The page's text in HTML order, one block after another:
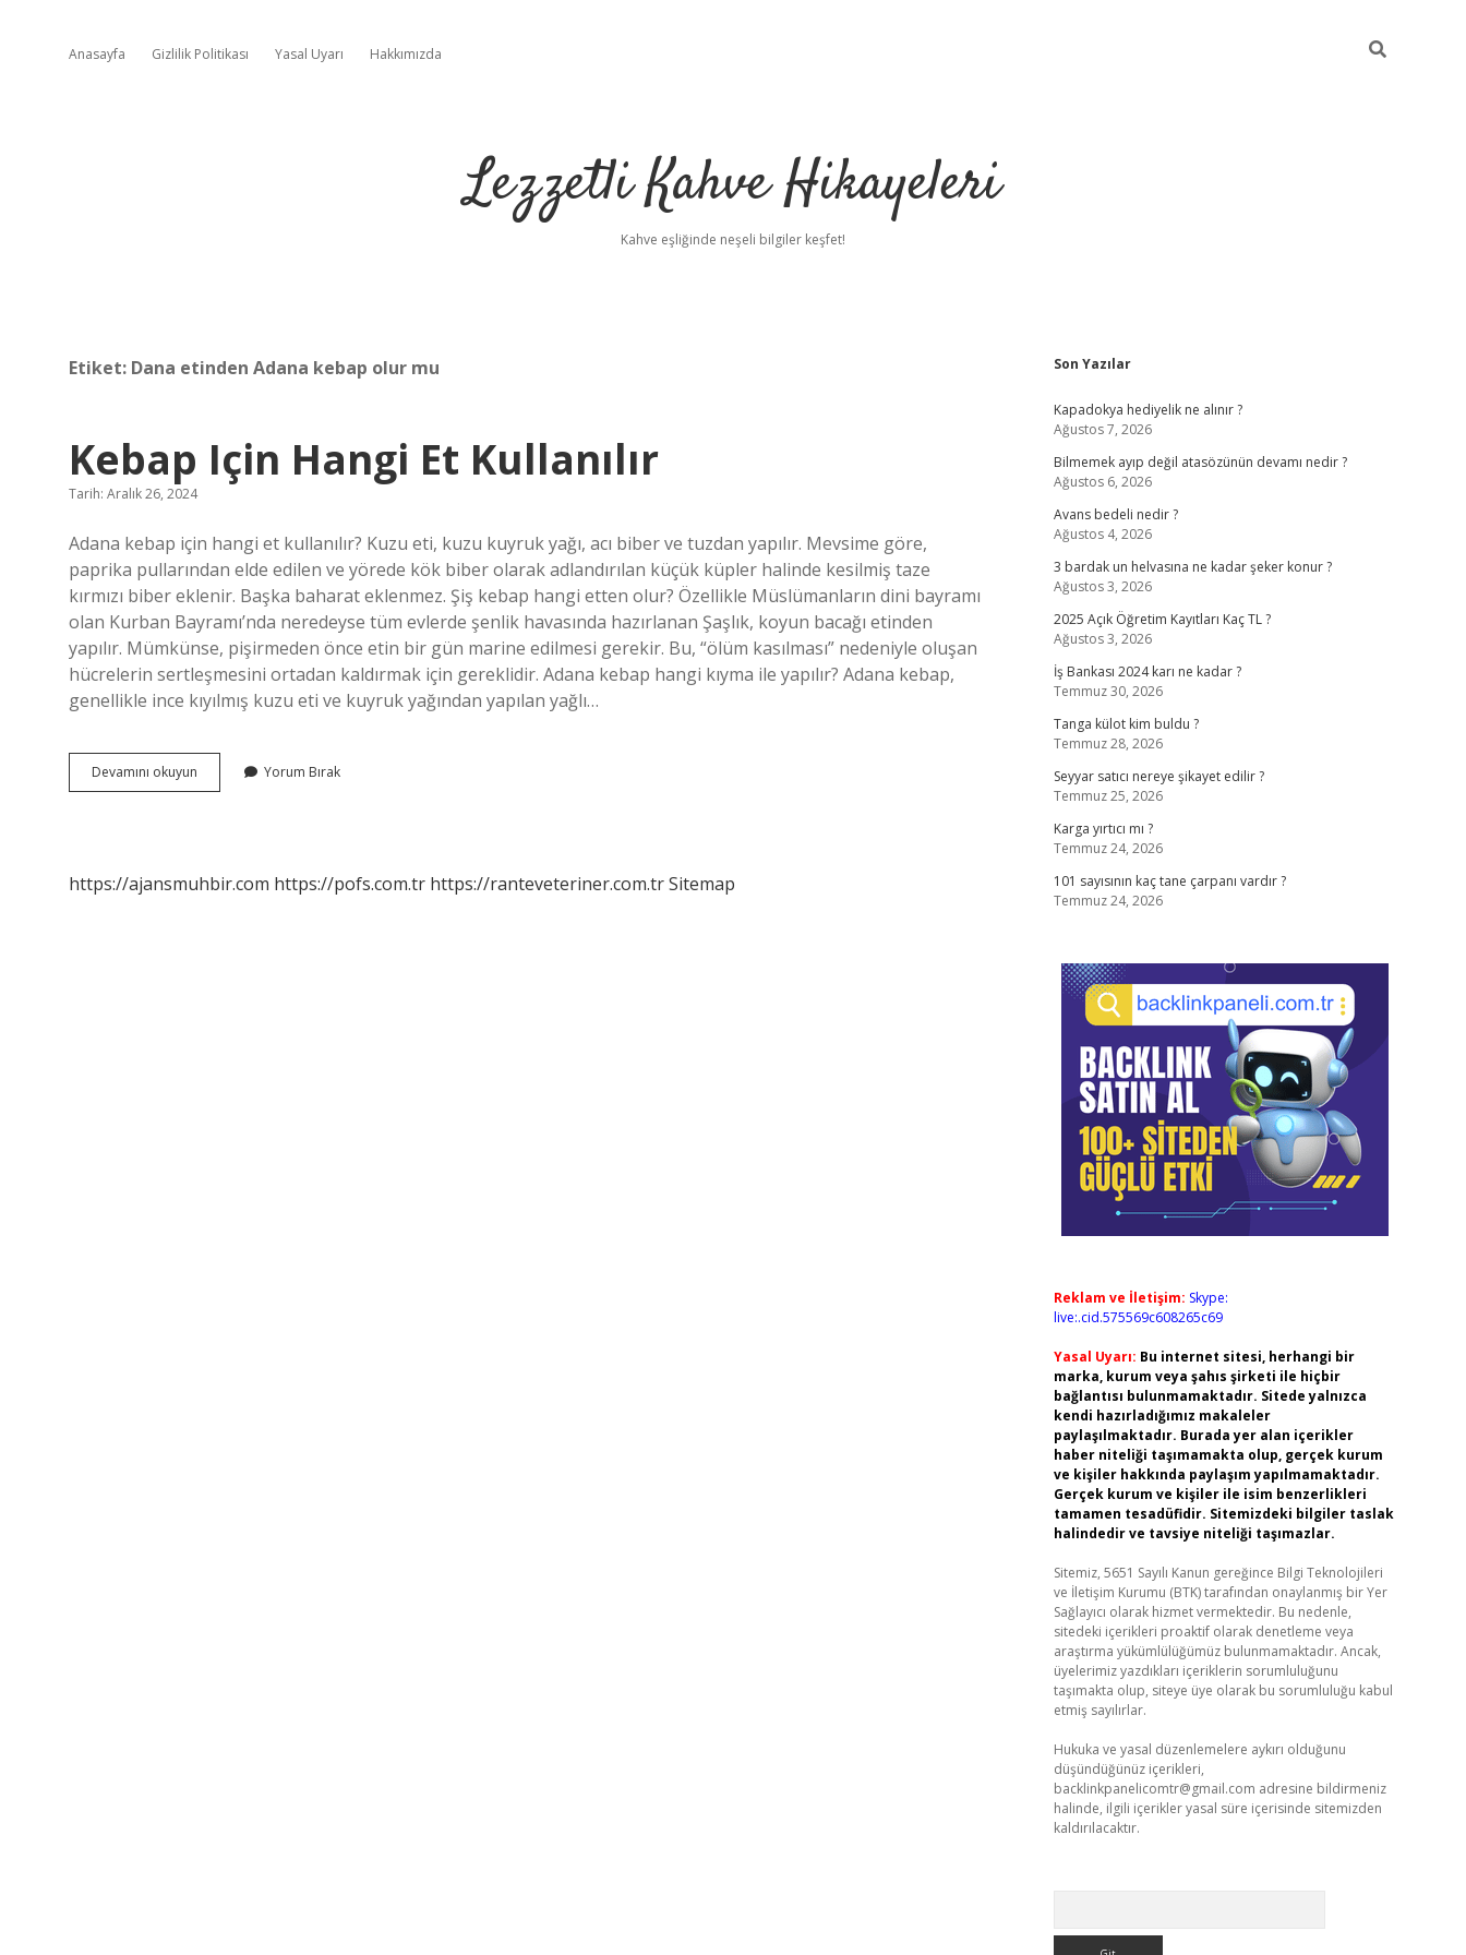
Anasayfa Gizlilik Politikası Yasal Uyarı Hakkımızda
Lezzetli Kahve Hikayeleri
Kahve eşliğinde neşeli bilgiler keşfet!
Etiket: Dana etinden Adana kebap olur mu
Kebap Için Hangi Et Kullanılır
Tarih: Aralık 26, 2024
Adana kebap için hangi et kullanılır? Kuzu eti, kuzu kuyruk yağı, acı biber ve tuzdan yapılır. Mevsime göre,
paprika pullarından elde edilen ve yörede kök biber olarak adlandırılan küçük küpler halinde kesilmiş taze
kırmızı biber eklenir. Başka baharat eklenmez. Şiş kebap hangi etten olur? Özellikle Müslümanların dini bayramı
olan Kurban Bayramı’nda neredeyse tüm evlerde şenlik havasında hazırlanan Şaşlık, koyun bacağı etinden
yapılır. Mümkünse, pişirmeden önce etin bir gün marine edilmesi gerekir. Bu, “ölüm kasılması” nedeniyle oluşan
hücrelerin sertleşmesini ortadan kaldırmak için gereklidir. Adana kebap hangi kıyma ile yapılır? Adana kebap,
genellikle ince kıyılmış kuzu eti ve kuyruk yağından yapılan yağlı…
Devamını okuyun
Için
Yorum Bırak
https://ajansmuhbir.com https://pofs.com.tr https://ranteveteriner.com.trSitemap
Sidebar
Son Yazılar
Kapadokya hediyelik ne alınır ?
Ağustos 7, 2026
Bilmemek ayıp değil atasözünün devamı nedir ?
Ağustos 6, 2026
Avans bedeli nedir ?
Ağustos 4, 2026
3 bardak un helvasına ne kadar şeker konur ?
Ağustos 3, 2026
2025 Açık Öğretim Kayıtları Kaç TL ?
Ağustos 3, 2026
İş Bankası 2024 karı ne kadar ?
Temmuz 30, 2026
Tanga külot kim buldu ?
Temmuz 28, 2026
Seyyar satıcı nereye şikayet edilir ?
Temmuz 25, 2026
Karga yırtıcı mı ?
Temmuz 24, 2026
101 sayısının kaç tane çarpanı vardır ?
Temmuz 24, 2026
Reklam ve İletişim: Skype:
live:.cid.575569c608265c69
Yasal Uyarı: Bu internet sitesi, herhangi bir
marka, kurum veya şahıs şirketi ile hiçbir
bağlantısı bulunmamaktadır. Sitede yalnızca
kendi hazırladığımız makaleler
paylaşılmaktadır. Burada yer alan içerikler
haber niteliği taşımamakta olup, gerçek kurum
ve kişiler hakkında paylaşım yapılmamaktadır.
Gerçek kurum ve kişiler ile isim benzerlikleri
tamamen tesadüfidir. Sitemizdeki bilgiler taslak
halindedir ve tavsiye niteliği taşımazlar.
Sitemiz, 5651 Sayılı Kanun gereğince Bilgi Teknolojileri
ve İletişim Kurumu (BTK) tarafından onaylanmış bir Yer
Sağlayıcı olarak hizmet vermektedir. Bu nedenle,
sitedeki içerikleri proaktif olarak denetleme veya
araştırma yükümlülüğümüz bulunmamaktadır. Ancak,
üyelerimiz yazdıkları içeriklerin sorumluluğunu
taşımakta olup, siteye üye olarak bu sorumluluğu kabul
etmiş sayılırlar.
Hukuka ve yasal düzenlemelere aykırı olduğunu
düşündüğünüz içerikleri,
backlinkpanelicomtr@gmail.com adresine bildirmeniz
halinde, ilgili içerikler yasal süre içerisinde sitemizden
kaldırılacaktır.